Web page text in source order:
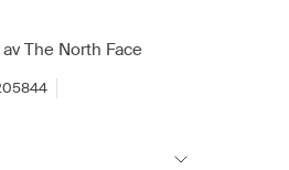
The North Face